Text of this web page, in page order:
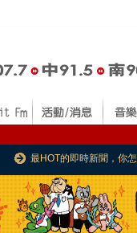
最HOT的即時新聞，你